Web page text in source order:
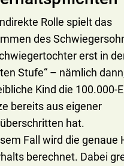
Rolle spielt das
des
erst in
Stufe“ – nämlich
Kind die 100.000-
bereits aus eigener
hat.
Fall wird die genaue
berechnet. Dabei